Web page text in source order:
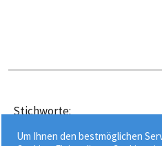
Stichworte:
Abhilfeverfahren •
Um Ihnen den bestmöglichen